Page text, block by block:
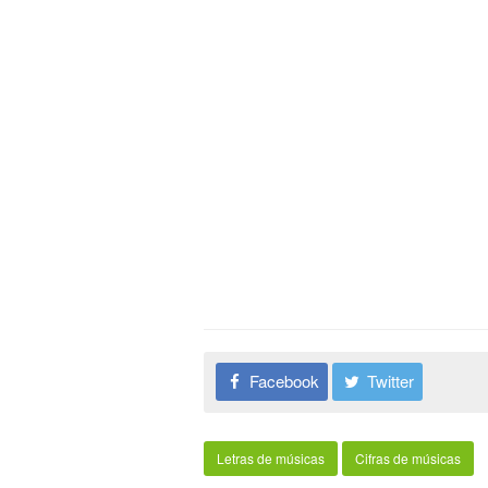
Facebook Twitter
Letras de músicas Cifras de músicas